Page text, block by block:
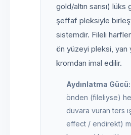
gold/altın sarısı) lüks
şeffaf pleksiyle
sistemdir. Fileli
ön yüzeyi pleksi, yan
kromdan imal edilir.
Aydınlatma Gücü:
önden (fileliyse)
duvara vuran ters
effect / endirekt)